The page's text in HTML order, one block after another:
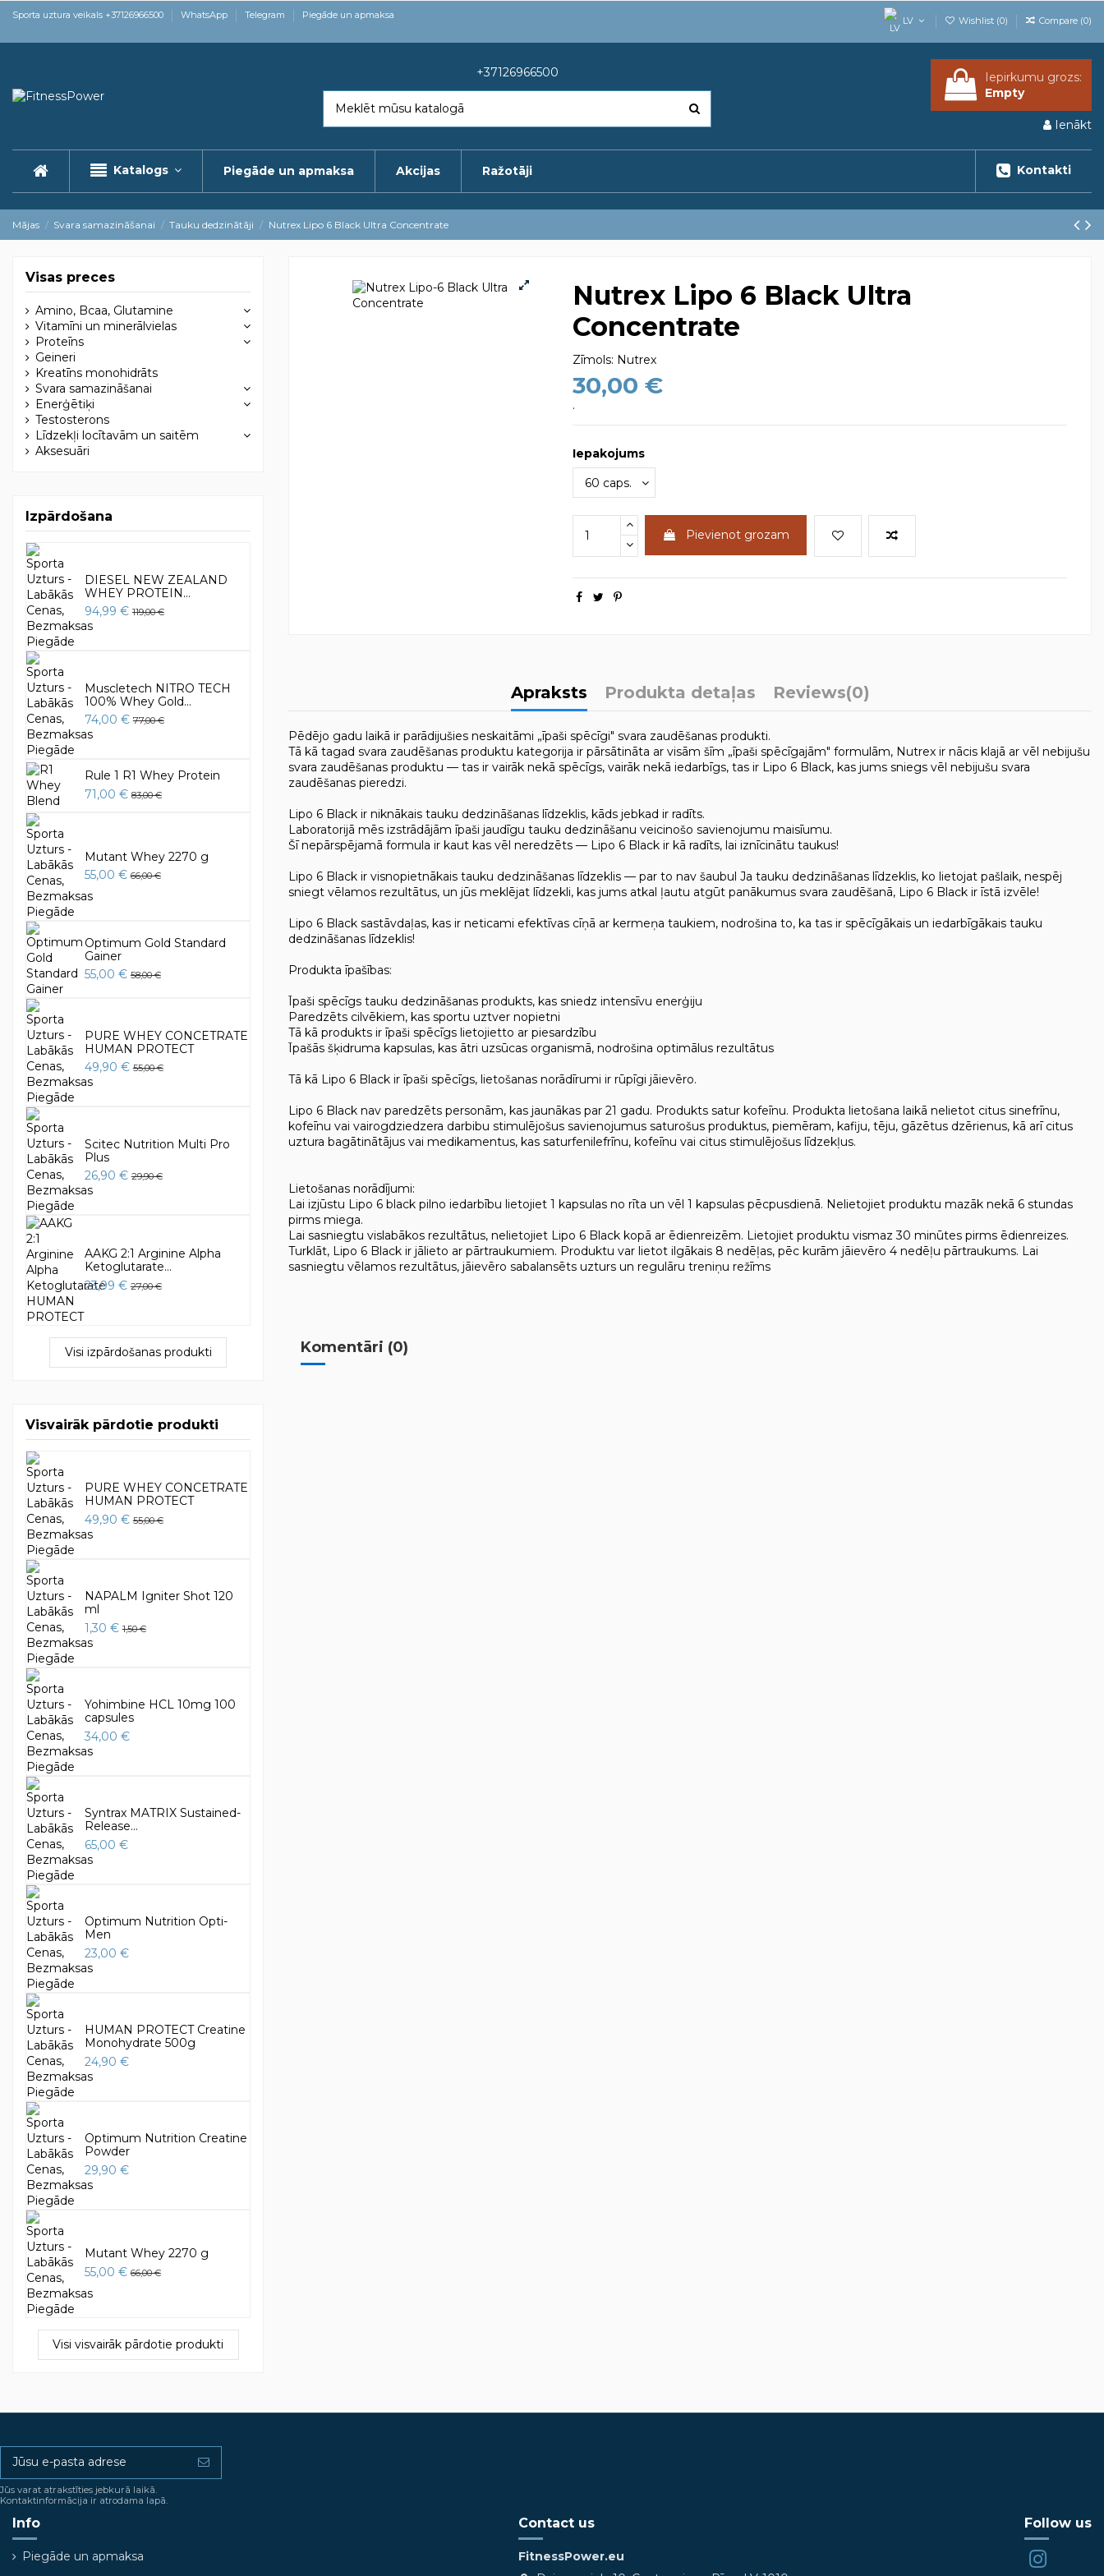
Sporta uztura veikals +37126966500 WhatsApp Telegram Piegāde un apmaksa
LV Wishlist (0) Compare (0)
+37126966500
Iepirkumu grozs:
Empty
Ienākt
Katalogs Piegāde un apmaksa Akcijas Kontakti
Ražotāji
Mājas Svara samazināšanai Tauku dedzinātāji Nutrex Lipo 6 Black Ultra Concentrate
Nutrex Lipo 6 Black Ultra
Concentrate
Zīmols: Nutrex
30,00 €
.
Iepakojums
Pievienot grozam
Apraksts Produkta detaļas Reviews(0)
Pēdējo gadu laikā ir parādijušies neskaitāmi „īpaši spēcīgi" svara zaudēšanas produkti.
Tā kā tagad svara zaudēšanas produktu kategorija ir pārsātināta ar visām šīm „īpaši spēcīgajām" formulām, Nutrex ir nācis klajā ar vēl nebijušu
svara zaudēšanas produktu — tas ir vairāk nekā spēcīgs, vairāk nekā iedarbīgs, tas ir Lipo 6 Black, kas jums sniegs vēl nebijušu svara
zaudēšanas pieredzi.
Lipo 6 Black ir niknākais tauku dedzināšanas līdzeklis, kāds jebkad ir radīts.
Laboratorijā mēs izstrādājām īpaši jaudīgu tauku dedzināšanu veicinošo savienojumu maisīumu.
Šī nepārspējamā formula ir kaut kas vēl neredzēts — Lipo 6 Black ir kā radīts, lai iznīcinātu taukus!
Lipo 6 Black ir visnopietnākais tauku dedzināšanas līdzeklis — par to nav šaubul Ja tauku dedzināšanas līdzeklis, ko lietojat pašlaik, nespēj
sniegt vēlamos rezultātus, un jūs meklējat līdzekli, kas jums atkal ļautu atgūt panākumus svara zaudēšanā, Lipo 6 Black ir īstā izvēle!
Lipo 6 Black sastāvdaļas, kas ir neticami efektīvas cīņā ar kermeņa taukiem, nodrošina to, ka tas ir spēcīgākais un iedarbīgākais tauku
dedzināšanas līdzeklis!
Produkta īpašības:
Īpaši spēcīgs tauku dedzināšanas produkts, kas sniedz intensīvu enerģiju
Paredzēts cilvēkiem, kas sportu uztver nopietni
Tā kā produkts ir īpaši spēcīgs lietojietto ar piesardzību
Īpašās šķidruma kapsulas, kas ātri uzsūcas organismā, nodrošina optimālus rezultātus
Tā kā Lipo 6 Black ir īpaši spēcīgs, lietošanas norādīrumi ir rūpīgi jāievēro.
Lipo 6 Black nav paredzēts personām, kas jaunākas par 21 gadu. Produkts satur kofeīnu. Produkta lietošana laikā nelietot citus sinefrīnu,
kofeīnu vai vairogdziedzera darbibu stimulējošus savienojumus saturošus produktus, piemēram, kafiju, tēju, gāzētus dzērienus, kā arī citus
uztura bagātinātājus vai medikamentus, kas saturfenilefrīnu, kofeīnu vai citus stimulējošus līdzekļus.
Lietošanas norādījumi:
Lai izjūstu Lipo 6 black pilno iedarbību lietojiet 1 kapsulas no rīta un vēl 1 kapsulas pēcpusdienā. Nelietojiet produktu mazāk nekā 6 stundas
pirms miega.
Lai sasniegtu vislabākos rezultātus, nelietojiet Lipo 6 Black kopā ar ēdienreizēm. Lietojiet produktu vismaz 30 minūtes pirms ēdienreizes.
Turklāt, Lipo 6 Black ir jālieto ar pārtraukumiem. Produktu var lietot ilgākais 8 nedēļas, pēc kurām jāievēro 4 nedēļu pārtraukums. Lai
sasniegtu vēlamos rezultātus, jāievēro sabalansēts uzturs un regulāru treniņu režīms
Komentāri (0)
Visas preces
Amino, Bcaa, Glutamine
Vitamīni un minerālvielas
Proteīns
Geineri
Kreatīns monohidrāts
Svara samazināšanai
Enerģētiķi
Testosterons
Līdzekļi locītavām un saitēm
Aksesuāri
Izpārdošana
DIESEL NEW ZEALAND
WHEY PROTEIN...
94,99 € 119,00 €
Muscletech NITRO TECH
100% Whey Gold...
74,00 € 77,00 €
Rule 1 R1 Whey Protein
71,00 € 83,00 €
Mutant Whey 2270 g
55,00 € 66,00 €
Optimum Gold Standard
Gainer
55,00 € 58,00 €
PURE WHEY CONCETRATE
HUMAN PROTECT
49,90 € 55,00 €
Scitec Nutrition Multi Pro
Plus
26,90 € 29,90 €
AAKG 2:1 Arginine Alpha
Ketoglutarate...
23,99 € 27,00 €
Visi izpārdošanas produkti
Visvairāk pārdotie produkti
PURE WHEY CONCETRATE
HUMAN PROTECT
49,90 € 55,00 €
NAPALM Igniter Shot 120
ml
1,30 € 1,50 €
Yohimbine HCL 10mg 100
capsules
34,00 €
Syntrax MATRIX Sustained-
Release...
65,00 €
Optimum Nutrition Opti-
Men
23,00 €
HUMAN PROTECT Creatine
Monohydrate 500g
24,90 €
Optimum Nutrition Creatine
Powder
29,90 €
Mutant Whey 2270 g
55,00 € 66,00 €
Visi visvairāk pārdotie produkti
Jūs varat atrakstīties jebkurā laikā.
Kontaktinformācija ir atrodama lapā.
Info
Piegāde un apmaksa
Contact us
FitnessPower.eu
Follow us